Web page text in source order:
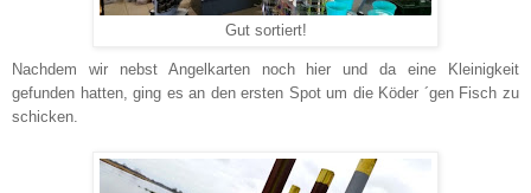
Gut sortiert!
Nachdem wir nebst Angelkarten noch hier und da eine Kleinigkeit
gefunden hatten, ging es an den ersten Spot um die Köder ´gen Fisch zu
schicken.